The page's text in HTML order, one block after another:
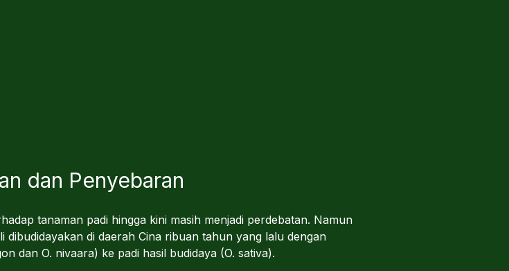
dan Penyebaran
tanaman padi hingga kini masih menjadi perdebatan. Namun
di daerah Cina ribuan tahun yang lalu dengan
dan O. nivaara) ke padi hasil budidaya (O. sativa).